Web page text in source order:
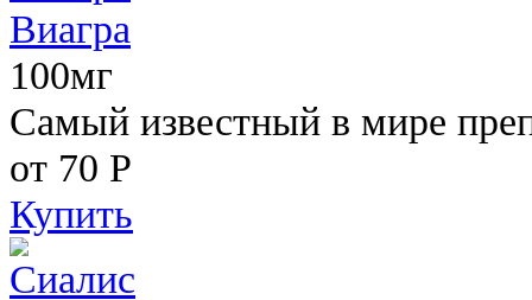
Виагра
100мг
Самый известный в мире
от 70 Р
Купить